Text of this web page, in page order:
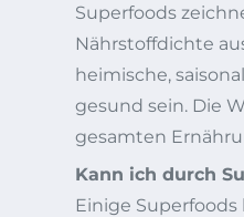
Superfoods
Nährstoffdichte
heimische,
gesund sein. Die
gesamten
Kann ich durch
Einige